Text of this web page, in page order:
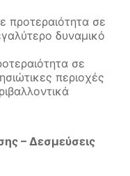
προτεραιότητα σε
δυναμικό
σε
περιοχές
– Δεσμεύσεις